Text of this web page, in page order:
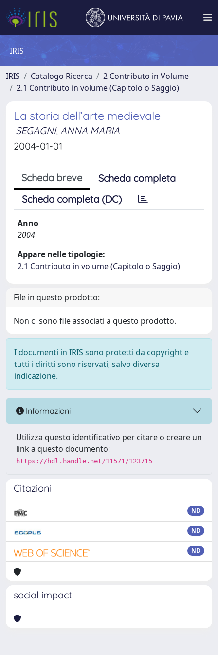
IRIS
IRIS Catalogo Ricerca
2 Contributo in Volume
2.1 Contributo in volume (Capitolo o Saggio)
La storia dell’arte medievale
SEGAGNI, ANNA MARIA
2004-01-01
Scheda breve
Scheda completa
Scheda completa (DC)
Anno
2004
Appare nelle tipologie:
2.1 Contributo in volume (Capitolo o Saggio)
File in questo prodotto:
Non ci sono file associati a questo prodotto.
I documenti in IRIS sono protetti da copyright e
tutti i diritti sono riservati, salvo diversa
indicazione.
Informazioni
Utilizza questo identificativo per citare o creare un
link a questo documento:
https://hdl.handle.net/11571/123715
Citazioni
ND
ND
ND
social impact